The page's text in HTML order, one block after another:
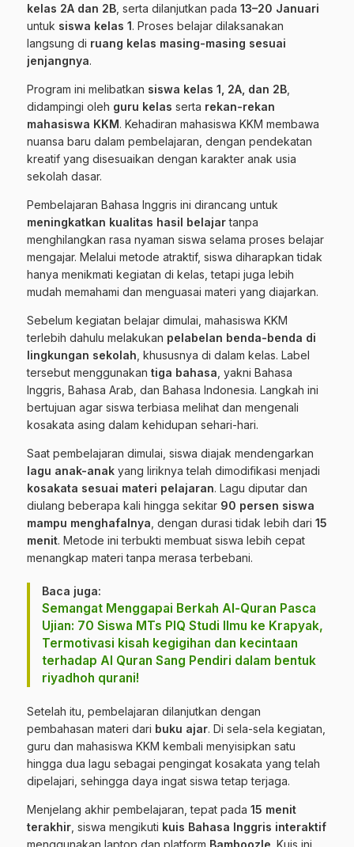
kelas 2A dan 2B , serta dilanjutkan pada 13–20 Januari
untuk siswa kelas 1. Proses belajar dilaksanakan
langsung di ruang kelas masing-masing sesuai
jenjangnya.
Program ini melibatkan siswa kelas 1, 2A, dan 2B
didampingi oleh guru kelas serta rekan-rekan
mahasiswa KKM. Kehadiran mahasiswa KKM membawa
nuansa baru dalam pembelajaran, dengan pendekatan
kreatif yang disesuaikan dengan karakter anak usia
sekolah dasar.
Pembelajaran Bahasa Inggris ini dirancang untuk
meningkatkan kualitas hasil belajartanpa
menghilangkan rasa nyaman siswa selama proses belajar
mengajar. Melalui metode atraktif, siswa diharapkan tidak
hanya menikmati kegiatan di kelas, tetapi juga lebih
mudah memahami dan menguasai materi yang diajarkan.
Sebelum kegiatan belajar dimulai, mahasiswa KKM
terlebih dahulu melakukan pelabelan benda-benda di
lingkungan sekolah , khususnya di dalam kelas. Label
tersebut menggunakan tiga bahasa , yakni Bahasa
Inggris, Bahasa Arab, dan Bahasa Indonesia. Langkah ini
bertujuan agar siswa terbiasa melihat dan mengenali
kosakata asing dalam kehidupan sehari-hari.
Saat pembelajaran dimulai, siswa diajak mendengarkan
lagu anak-anak yang liriknya telah dimodifikasi menjadi
kosakata sesuai materi pelajaran. Lagu diputar dan
diulang beberapa kali hingga sekitar 90 persen siswa
mampu menghafalnya , dengan durasi tidak lebih dari 15
menit. Metode ini terbukti membuat siswa lebih cepat
menangkap materi tanpa merasa terbebani.
Baca juga:
Semangat Menggapai Berkah Al-Quran Pasca
Ujian: 70 Siswa MTs PIQ Studi Ilmu ke Krapyak,
Termotivasi kisah kegigihan dan kecintaan
terhadap Al Quran Sang Pendiri dalam bentuk
riyadhoh qurani!
Setelah itu, pembelajaran dilanjutkan dengan
pembahasan materi dari buku ajar. Di sela-sela kegiatan,
guru dan mahasiswa KKM kembali menyisipkan satu
hingga dua lagu sebagai pengingat kosakata yang telah
dipelajari, sehingga daya ingat siswa tetap terjaga.
Menjelang akhir pembelajaran, tepat pada 15 menit
terakhir , siswa mengikuti kuis Bahasa Inggris interaktif
menggunakan laptop dan platform Bamboozle . Kuis ini